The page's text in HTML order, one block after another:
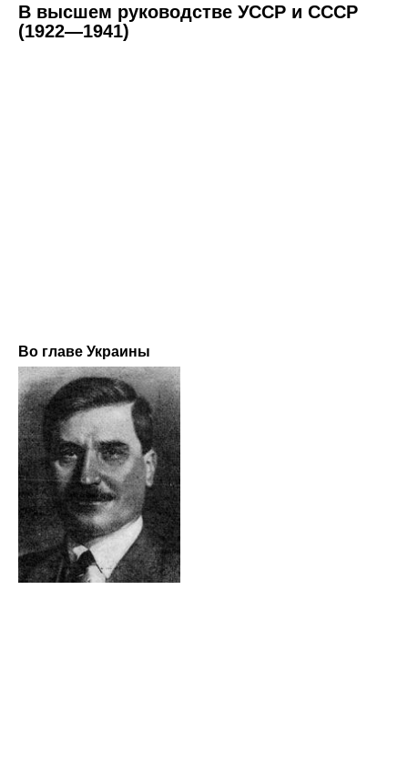
В высшем руководстве УССР и СССР
(1922—1941)
Во главе Украины